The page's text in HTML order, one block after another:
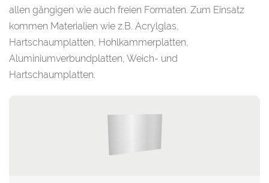
allen gängigen wie auch freien Formaten. Zum Einsatz
kommen Materialien wie z.B. Acrylglas,
Hartschaumplatten, Hohlkammerplatten,
Aluminiumverbundplatten, Weich- und
Hartschaumplatten.